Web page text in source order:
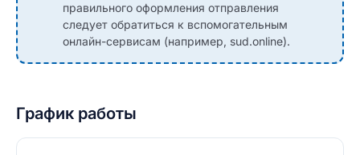
правильного оформления отправления
следует обратиться к вспомогательным
онлайн-сервисам (например, sud.online).
График работы